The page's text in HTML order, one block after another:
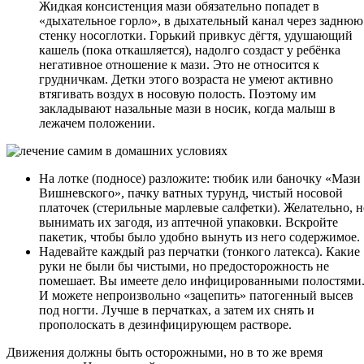
Жидкая консистенция мази обязательно попадет в
«дыхательное горло», в дыхательный канал через заднюю
стенку носоглотки. Горький привкус дёгтя, удушающий
кашель (пока откашляется), надолго создаст у ребёнка
негативное отношение к мази. Это не относится к
грудничкам. Детки этого возраста не умеют активно
втягивать воздух в носовую полость. Поэтому им
закладывают назальные мази в носик, когда малыш в
лежачем положении.
На лотке (подносе) разложите: тюбик или баночку «Мази
Вишневского», пачку ватных турунд, чистый носовой
платочек (стерильные марлевые салфетки). Желательно,
вынимать их загодя, из аптечной упаковки. Вскройте
пакетик, чтобы было удобно вынуть из него содержимое.
Надевайте каждый раз перчатки (тонкого латекса). Какие
руки не были бы чистыми, но предосторожность не
помешает. Вы имеете дело инфицированными полостями.
И можете непроизвольно «зацепить» патогенный высев
под ногти. Лучше в перчатках, а затем их снять и
прополоскать в дезинфицирующем растворе.
Движения должны быть осторожными, но в то же время